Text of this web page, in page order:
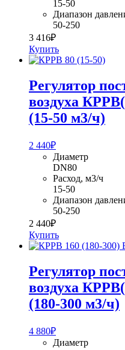
15-50
Диапазон
50-250
3 416₽
Купить
Регулятор
воздуха
(15-50 м3/ч)
2 440₽
Диаметр
DN80
Расход, м3/ч
15-50
Диапазон
50-250
2 440₽
Купить
Регулятор
воздуха
(180-300 м3/ч)
4 880₽
Диаметр